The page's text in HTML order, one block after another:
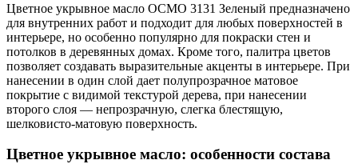
Цветное укрывное масло ОСМО 3131 Зеленый предназначено
для внутренних работ и подходит для любых поверхностей в
интерьере, но особенно популярно для покраски стен и
потолков в деревянных домах. Кроме того, палитра цветов
позволяет создавать выразительные акценты в интерьере. При
нанесении в один слой дает полупрозрачное матовое
покрытие с видимой текстурой дерева, при нанесении
второго слоя — непрозрачную, слегка блестящую,
шелковисто-матовую поверхность.
Цветное укрывное масло: особенности состава